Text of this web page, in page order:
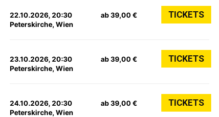
22.10.2026, 20:30
Peterskirche, Wien
ab 39,00 € TICKETS
23.10.2026, 20:30
Peterskirche, Wien
ab 39,00 € TICKETS
24.10.2026, 20:30
Peterskirche, Wien
ab 39,00 € TICKETS